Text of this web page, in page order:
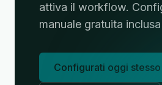
attiva il workflow.
manuale gratuita
Configurati oggi stesso